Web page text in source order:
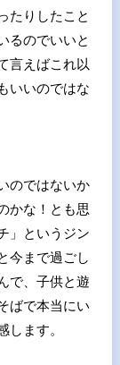
たりしたこと
るのでいいと
言えばこれ以
いいのではな
のではないか
かな！とも思
」というジン
今まで過ごし
で、子供と遊
ばで本当にい
します。